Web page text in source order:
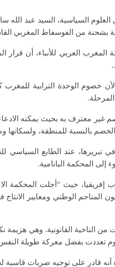
السياسية، السيد عبد الله
بشحنة من الفوسفاط المغربي
العربي للأنباء، أن قرار
خصوم الوحدة الترابية للمغرب
غير معترف به بحيث يمكنه
بالنسبة للمنطقة، ولسكانها
تبريرها، عند الطابع
المحكمة البانامية.
المناجم الوطني ومعايير
الناحية القانونية. وهي هزيمة
تعددت بفضل معركة طويلة
قادر على توجيه ضربات قاسية